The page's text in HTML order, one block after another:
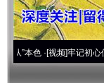
·[视频]牢记初心使命 奋进